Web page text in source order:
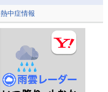
熱中症情報